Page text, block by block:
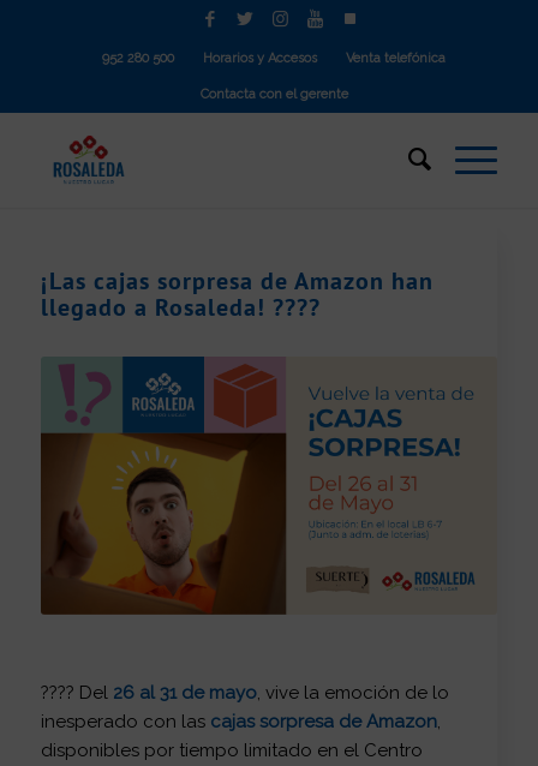
952 280 500 Horarios y Accesos Venta telefónica
Contacta con el gerente
¡Las cajas sorpresa de Amazon han
llegado a Rosaleda! ????
???? Del 26 al 31 de mayo, vive la emoción de lo
inesperado con las cajas sorpresa de Amazon,
disponibles por tiempo limitado en el Centro